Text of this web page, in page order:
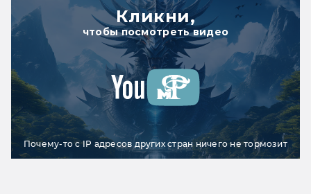
Кликни,
чтобы посмотреть видео
Почему-то с IP адресов других стран ничего не тормозит